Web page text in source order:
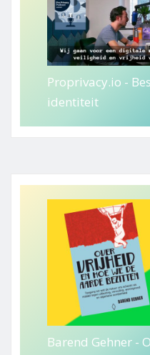
Proprivacy.io -
identiteit
Barend Gehner -